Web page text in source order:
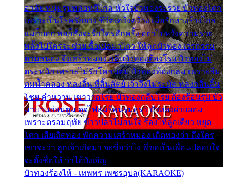
อาลัย หนุ่มรูปหล่อหนีไกล หัวใจบัวทองระรวย บัวทองโศก
เพราะเป็นโรครักจาง ชีวิตเคว้งคว้าง เมื่อรักห่างร้างไกล
แม่ก็บอก พ่อก็สั่งจะรักใครสักครั้ง อย่าไปหวังความรวย
พลั้งไปใครจะช่วย ซื้อเปลมาไกว ให้ลูกบัวทอง เวรกรรม
ตามสนอง จึงเศร้าหมอง กลีบบัวทองต้องโรย บัวทองไม่
ตระหนัก เพราะไม่รักโคลนตม บัวทองท้องกลม เพราะลืม
ตมน้ำคลอง หลงลิ้น ที่สิ้นสัตย์ เจ้าจึงไม่ระมัด หลงกลิ่นลิ้น
โชย คำหวาน เขาวาดโรย บัวทองกลีบโรย ต้องร้อนรุม บัว
มาบานก่อนตูม ดุจไฟสุมร้อนรุมอุรา บัวทองผ่ายผอม
เพราะตรอมฤทัย ข้าวปลาไม่สนใจ ร้องไห้ลูกเดียว หยุด
โศก เสียเถิดทอง พักความเศร้าหมอง เถิดทองจ๋า ถึงใคร
เขาจะว่า ลูกเจ้าเกิดมา จะชื่อว่าไง พี่ขอเป็นเพื่อนปลอบใจ
จะตั้งชื่อให้ ว่าไอ้บังเอิญ
บัวทองร้องไห้ - เทพพร เพชรอุบล(KARAOKE)